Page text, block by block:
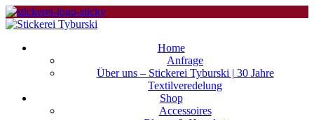
Home
Anfrage
Über uns – Stickerei Tyburski | 30 Jahre
Textilveredelung
Shop
Accessoires